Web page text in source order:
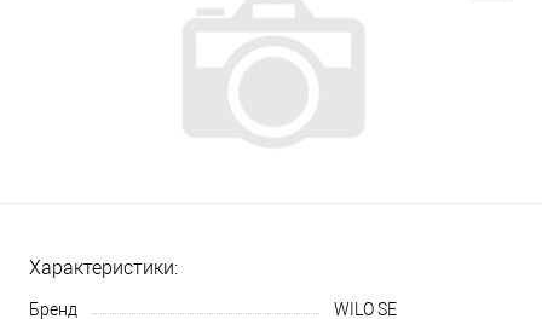
Характеристики:
Бренд
WILO SE